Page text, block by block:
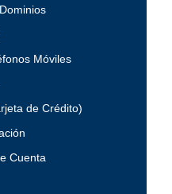
Móviles
de Crédito)
Cuenta